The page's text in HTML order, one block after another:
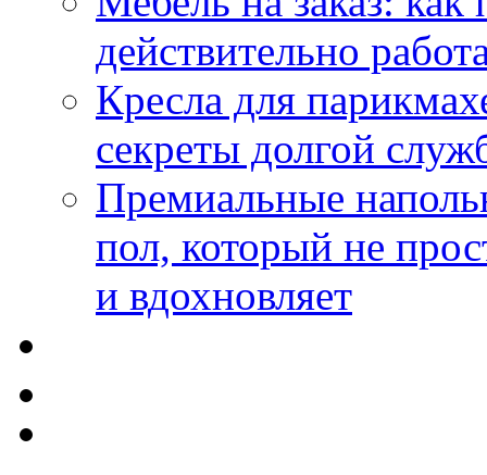
действительно
Кресла для
секреты долгой
Премиальные
пол, который не
и вдохновляет